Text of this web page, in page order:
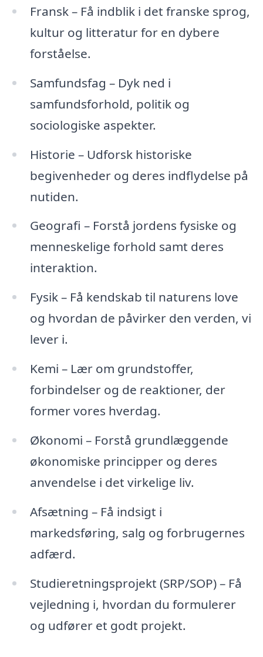
Fransk – Få indblik i det franske sprog,
kultur og litteratur for en dybere
forståelse.
Samfundsfag – Dyk ned i
samfundsforhold, politik og
sociologiske aspekter.
Historie – Udforsk historiske
begivenheder og deres indflydelse på
nutiden.
Geografi – Forstå jordens fysiske og
menneskelige forhold samt deres
interaktion.
Fysik – Få kendskab til naturens love
og hvordan de påvirker den verden, vi
lever i.
Kemi – Lær om grundstoffer,
forbindelser og de reaktioner, der
former vores hverdag.
Økonomi – Forstå grundlæggende
økonomiske principper og deres
anvendelse i det virkelige liv.
Afsætning – Få indsigt i
markedsføring, salg og forbrugernes
adfærd.
Studieretningsprojekt (SRP/SOP) – Få
vejledning i, hvordan du formulerer
og udfører et godt projekt.